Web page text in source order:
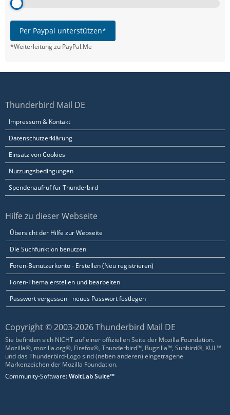
Per Paypal unterstützen*
*Weiterleitung zu PayPal.Me
Thunderbird Mail DE
Impressum & Kontakt
Datenschutzerklärung
Einsatz von Cookies
Nutzungsbedingungen
Spendenaufruf für Thunderbird
Hilfe zu dieser Webseite
Übersicht der Hilfe zur Webseite
Die Suchfunktion benutzen
Foren-Benutzerkonto - Erstellen (Neu registrieren)
Foren-Thema erstellen und bearbeiten
Passwort vergessen - neues Passwort festlegen
Copyright © 2003-2026 Thunderbird Mail DE
Sie befinden sich NICHT auf einer offiziellen Seite der Mozilla Foundation.
Mozilla®, mozilla.org®, Firefox®, Thunderbird™, Bugzilla™, Sunbird®, XUL™
und das Thunderbird-Logo sind (neben anderen) eingetragene
Markenzeichen der Mozilla Foundation.
Community-Software:WoltLab Suite™